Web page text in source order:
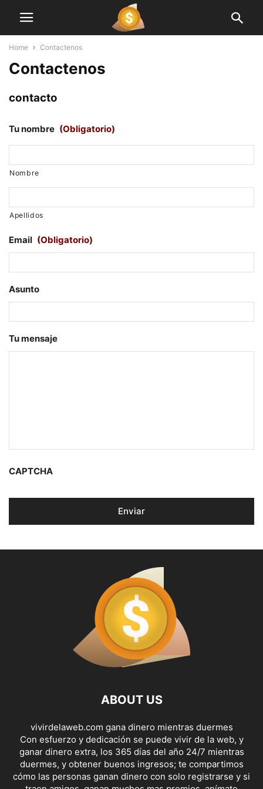
Home Contactenos
Contactenos
contacto
Tu nombre (Obligatorio)
Nombre
Apellidos
Email (Obligatorio)
Asunto
Tu mensaje
CAPTCHA
ABOUT US
vivirdelaweb.com gana dinero mientras duermes
Con esfuerzo y dedicación se puede vivir de la web, y
ganar dinero extra, los 365 días del año 24/7 mientras
duermes, y obtener buenos ingresos; te compartimos
cómo las personas ganan dinero con solo registrarse y si